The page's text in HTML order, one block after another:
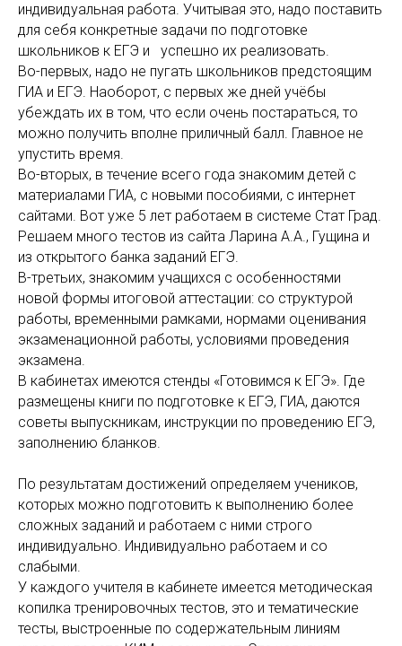
индивидуальная работа. Учитывая это, надо поставить
для себя конкретные задачи по подготовке
школьников к ЕГЭ и успешно их реализовать.
Во-первых, надо не пугать школьников предстоящим
ГИА и ЕГЭ. Наоборот, с первых же дней учёбы
убеждать их в том, что если очень постараться, то
можно получить вполне приличный балл. Главное не
упустить время.
Во-вторых, в течение всего года знакомим детей с
материалами ГИА, с новыми пособиями, с интернет
сайтами. Вот уже 5 лет работаем в системе Стат Град.
Решаем много тестов из сайта Ларина А.А., Гущина и
из открытого банка заданий ЕГЭ.
В-третьих, знакомим учащихся с особенностями
новой формы итоговой аттестации: со структурой
работы, временными рамками, нормами оценивания
экзаменационной работы, условиями проведения
экзамена.
В кабинетах имеются стенды «Готовимся к ЕГЭ». Где
размещены книги по подготовке к ЕГЭ, ГИА, даются
советы выпускникам, инструкции по проведению ЕГЭ,
заполнению бланков.
По результатам достижений определяем учеников,
которых можно подготовить к выполнению более
сложных заданий и работаем с ними строго
индивидуально. Индивидуально работаем и со
слабыми.
У каждого учителя в кабинете имеется методическая
копилка тренировочных тестов, это и тематические
тесты, выстроенные по содержательным линиям